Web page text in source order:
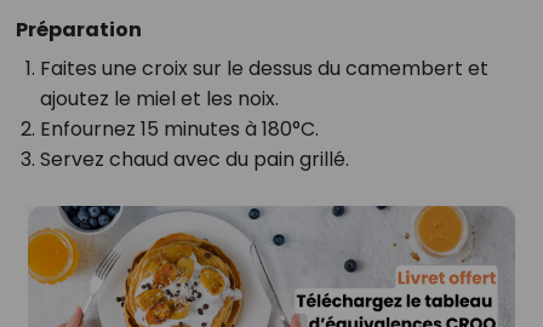
Préparation
Faites une croix sur le dessus du camembert et
ajoutez le miel et les noix.
Enfournez 15 minutes à 180°C.
Servez chaud avec du pain grillé.